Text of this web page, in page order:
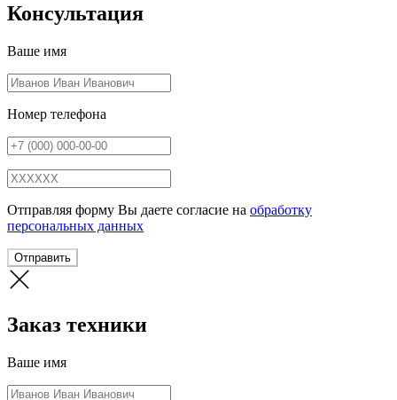
Консультация
Ваше имя
Номер телефона
Отправляя форму Вы даете согласие на обработку
персональных данных
Отправить
Заказ техники
Ваше имя